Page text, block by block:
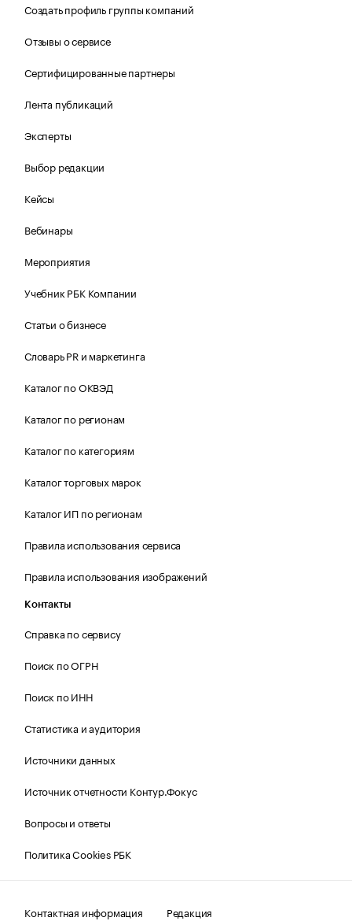
Создать профиль группы компаний
Отзывы о сервисе
Сертифицированные партнеры
Лента публикаций
Эксперты
Выбор редакции
Кейсы
Вебинары
Мероприятия
Учебник РБК Компании
Статьи о бизнесе
Словарь PR и маркетинга
Каталог по ОКВЭД
Каталог по регионам
Каталог по категориям
Каталог торговых марок
Каталог ИП по регионам
Правила использования сервиса
Правила использования изображений
Контакты
Справка по сервису
Поиск по ОГРН
Поиск по ИНН
Статистика и аудитория
Источники данных
Источник отчетности Контур.Фокус
Вопросы и ответы
Политика Cookies РБК
Контактная информация Редакция